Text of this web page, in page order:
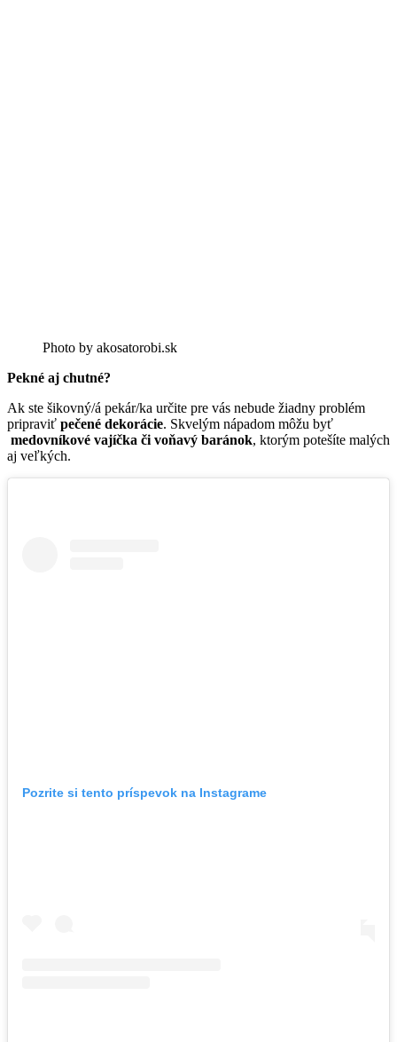
Photo by akosatorobi.sk
Pekné aj chutné?
Ak ste šikovný/á pekár/ka určite pre vás nebude žiadny problém
pripraviť pečené dekorácie. Skvelým nápadom môžu byť
medovníkové vajíčka či voňavý baránok, ktorým potešíte malých
aj veľkých.
Pozrite si tento príspevok na Instagrame